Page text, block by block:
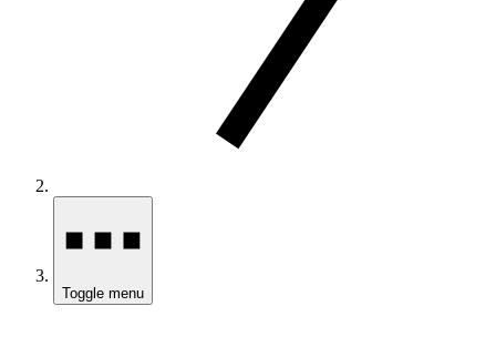
Toggle menu